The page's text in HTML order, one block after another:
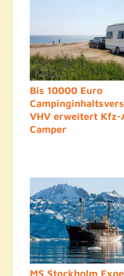
Bis 10000 Euro
VHV erweitert
Camper
MS Stockholm